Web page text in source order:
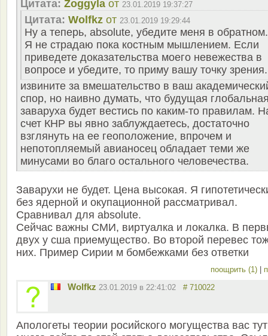
Цитата: Zoggyla от 23.01.2019 19:37:27
Цитата: Wolfkz от 23.01.2019 19:29:44
Ну а теперь, absolute, убедите меня в обратном.
Я не страдаю пока костным мышлением. Если
приведете доказательства моего невежества в
вопросе и убедите, то приму вашу точку зрения.
извините за вмешательство в ваш
спор, но наивно думать, что будущая
заваруха будет вестись по каким-то правилам.
счет КНР вы явно заблуждаетесь, достаточно
взглянуть на ее геоположение, впрочем и
непотопляемый авианосец обладает теми же
минусами во благо остального человечества.
Заварухи не будет. Цена высокая. Я
без ядерной и окупационной рассматривал.
Сравнивал для absolute.
Сейчас важны СМИ, виртуалка и локалка. В
двух у сша приемущество. Во второй перевес
них. Пример Сирии м бомбежками без ответки
поощрить (1)
Wolfkz 23.01.2019 в 22:41:02 # 710022
Апологеты теории росийского могущества вас тут